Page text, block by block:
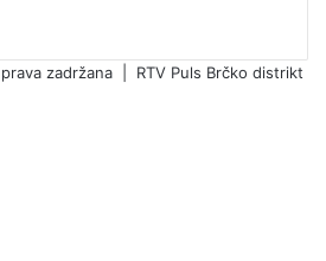
zadržana | RTV Puls Brčko distrikt